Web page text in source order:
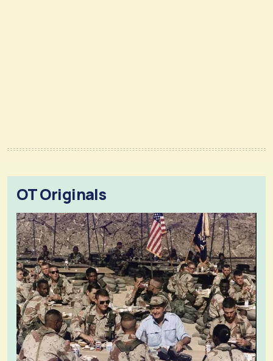
OT Originals